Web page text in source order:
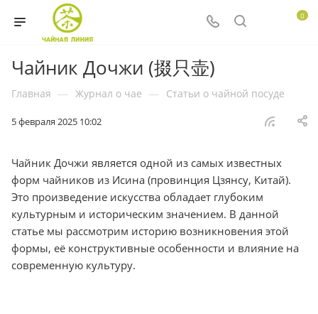
0
Чайник Дочжи (掇只壶)
Главная — Журнал о чае — Статьи о чайной посуде
5 февраля 2025 10:02
Чайник Дочжи является одной из самых известных
форм чайников из Исина (провинция Цзянсу, Китай).
Это произведение искусства обладает глубоким
культурным и историческим значением. В данной
статье мы рассмотрим историю возникновения этой
формы, её конструктивные особенности и влияние на
современную культуру.